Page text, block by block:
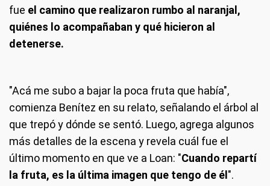
fue el camino que realizaron rumbo al naranjal,
quiénes lo acompañaban y qué hicieron al
detenerse.
"Acá me subo a bajar la poca fruta que había",
comienza Benítez en su relato, señalando el árbol al
que trepó y dónde se sentó. Luego, agrega algunos
más detalles de la escena y revela cuál fue el
último momento en que ve a Loan: "Cuando repartí
la fruta, es la última imagen que tengo de él ".